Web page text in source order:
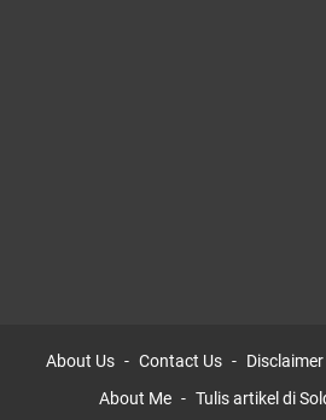
About Us Contact Us Disclaimer
About Me
Tulis artikel di